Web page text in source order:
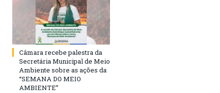
Câmara recebe palestra da
Secretária Municipal de Meio
Ambiente sobre as ações da
“SEMANA DO MEIO
AMBIENTE”